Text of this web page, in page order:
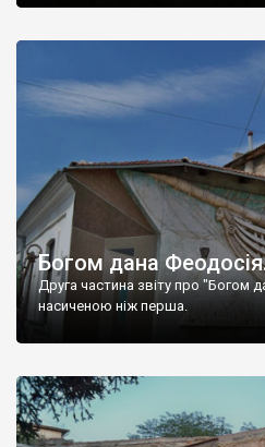
Богом дана
Друга частина звіту про "Богом
насиченою ніж перша.